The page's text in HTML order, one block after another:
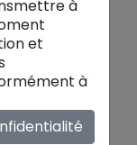
à manger
à
et
à